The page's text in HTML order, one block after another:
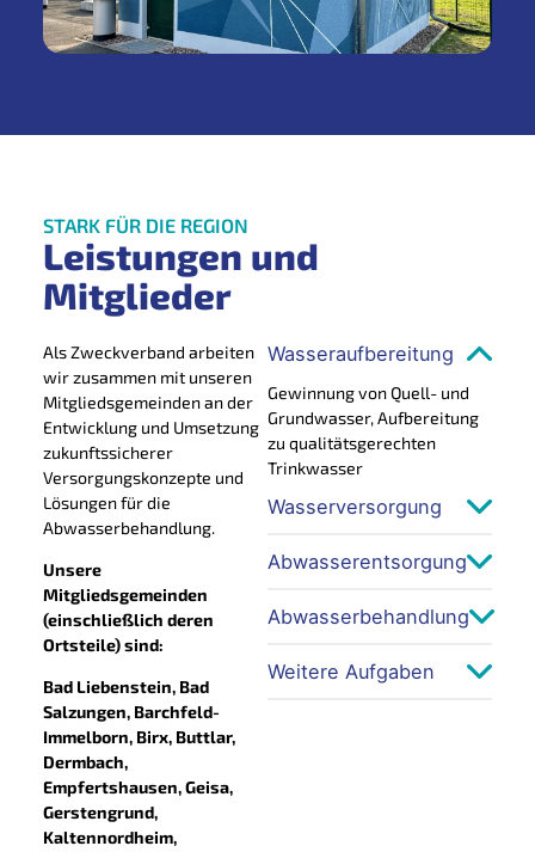
STARK FÜR DIE REGION
Leistungen und
Mitglieder
Als Zweckverband arbeiten
wir zusammen mit unseren
Mitgliedsgemeinden an der
Entwicklung und Umsetzung
zukunftssicherer
Versorgungskonzepte und
Lösungen für die
Abwasserbehandlung.
Unsere
Mitgliedsgemeinden
(einschließlich deren
Ortsteile) sind:
Bad Liebenstein, Bad
Salzungen, Barchfeld-
Immelborn, Birx, Buttlar,
Dermbach,
Empfertshausen, Geisa,
Gerstengrund,
Kaltennordheim,
Wasseraufbereitung
Gewinnung von Quell- und
Grundwasser, Aufbereitung
zu qualitätsgerechten
Trinkwasser
Wasserversorgung
Abwasserentsorgung
Abwasserbehandlung
Weitere Aufgaben